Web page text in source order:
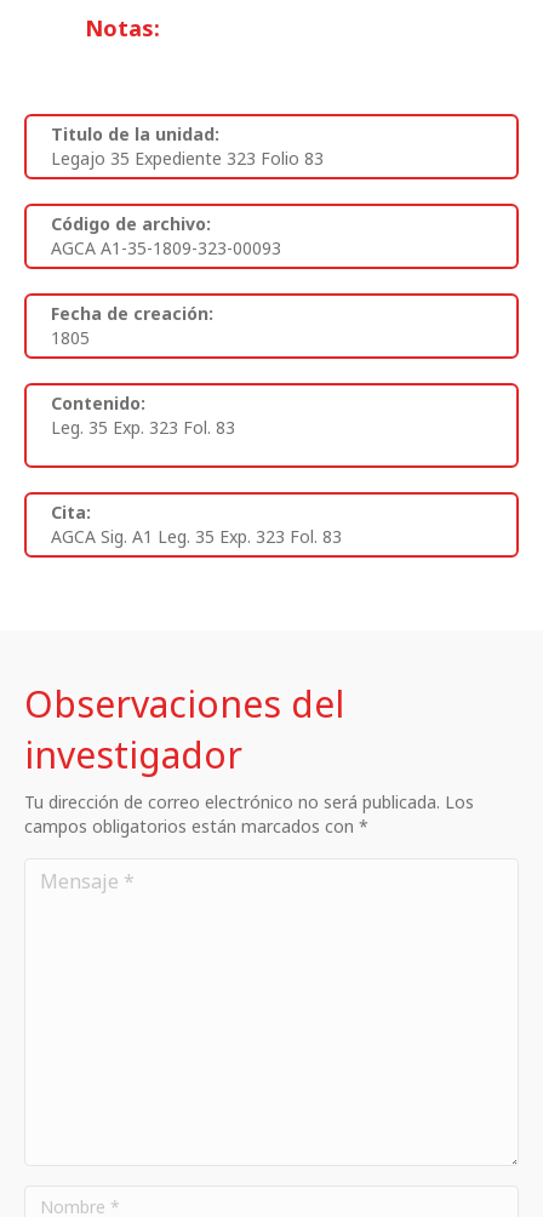
Notas:
Titulo de la unidad:
Legajo 35 Expediente 323 Folio 83
Código de archivo:
AGCA A1-35-1809-323-00093
Fecha de creación:
1805
Contenido:
Leg. 35 Exp. 323 Fol. 83
Cita:
AGCA Sig. A1 Leg. 35 Exp. 323 Fol. 83
Observaciones del
investigador
Tu dirección de correo electrónico no será publicada. Los
campos obligatorios están marcados con *